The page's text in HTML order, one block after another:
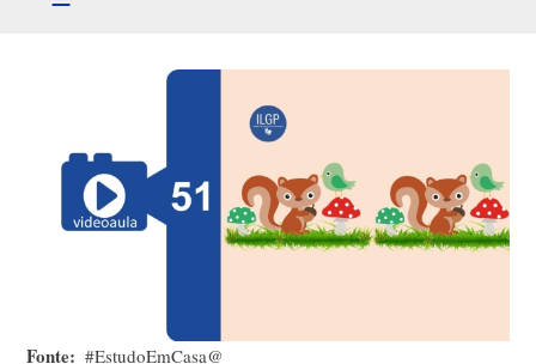
Fonte #EstudoEmCasa@